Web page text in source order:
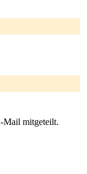
Mail mitgeteilt.